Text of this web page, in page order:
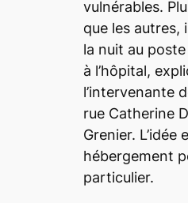
vulnérables.
que les autres,
la nuit au
à l’hôpital,
l’intervenante
rue Catherine
Grenier. L’idée
hébergement
particulier.